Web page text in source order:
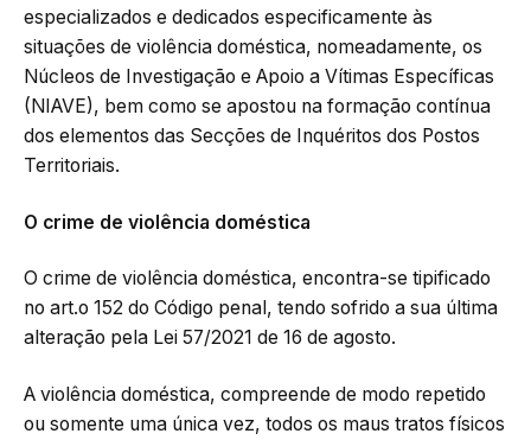
especializados e dedicados especificamente às
situações de violência doméstica, nomeadamente, os
Núcleos de Investigação e Apoio a Vítimas Específicas
(NIAVE), bem como se apostou na formação contínua
dos elementos das Secções de Inquéritos dos Postos
Territoriais.
O crime de violência doméstica
O crime de violência doméstica, encontra-se tipificado
no art.o 152 do Código penal, tendo sofrido a sua última
alteração pela Lei 57/2021 de 16 de agosto.
A violência doméstica, compreende de modo repetido
ou somente uma única vez, todos os maus tratos físicos